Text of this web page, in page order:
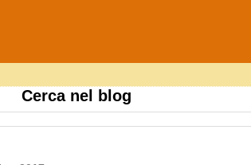
Cerca nel blog